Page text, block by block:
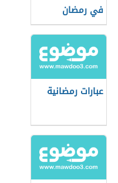
في رمضان
عبارات رمضانية